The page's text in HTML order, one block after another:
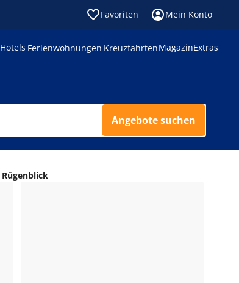
Favoriten Mein Konto
Hotels Ferienwohnungen KreuzfahrtenMagazinExtras
Angebote suchen